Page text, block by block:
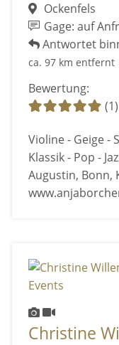
Ockenfels
Gage: auf
Antwortet
ca. 97 km entfernt
Bewertung:
(1)
Violine - Geige -
Klassik - Pop -
Augustin, Bonn,
Christine